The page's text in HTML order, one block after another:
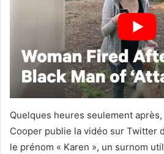
Quelques heures seulement
Cooper publie la vidéo sur Twitter
le prénom « Karen », un surnom